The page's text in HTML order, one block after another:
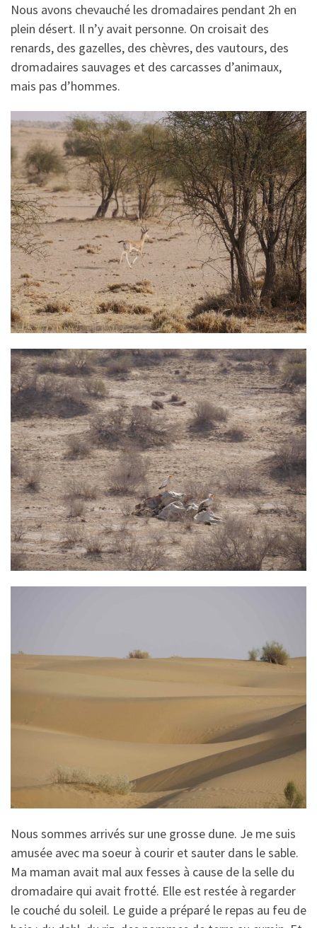
Nous avons chevauché les dromadaires pendant 2h en
plein désert. Il n’y avait personne. On croisait des
renards, des gazelles, des chèvres, des vautours, des
dromadaires sauvages et des carcasses d’animaux,
mais pas d’hommes.
Nous sommes arrivés sur une grosse dune. Je me suis
amusée avec ma soeur à courir et sauter dans le sable.
Ma maman avait mal aux fesses à cause de la selle du
dromadaire qui avait frotté. Elle est restée à regarder
le couché du soleil. Le guide a préparé le repas au feu de